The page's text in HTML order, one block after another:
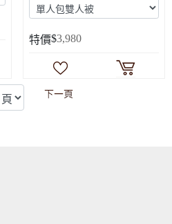
特價$3,980